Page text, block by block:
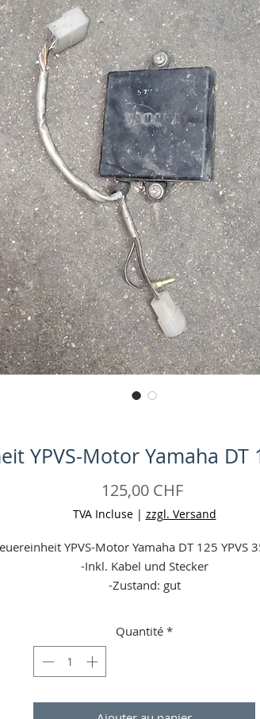
YPVS-Motor Yamaha DT
125,00 CHFPrix
TVA Incluse| zzgl. Versand
YPVS-Motor Yamaha DT 125 YPVS
-Inkl. Kabel und Stecker
-Zustand: gut
-Angaben ohne Gewähr
Quantité *